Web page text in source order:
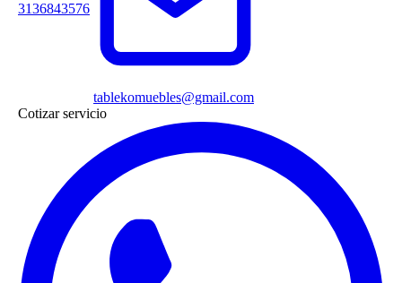
3136843576
tablekomuebles@gmail.com
Cotizar servicio